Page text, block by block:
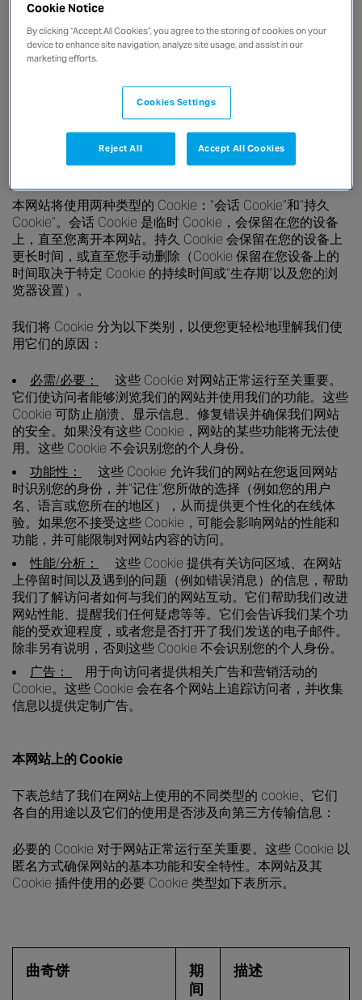
在线标识符）。有关您的个人数据处理方式以及您在此方面
的权利的更多详情，请参阅安达的隐私声明。
其他 Cookie 用于编制匿名汇总统计数据，以便我们了解用
我们无法通过这些信息识别您的个人身份，但这些 Cookie
本网站使用的 Cookie 类别：
本网站将使用两种类型的 Cookie：“会话 Cookie”和“持久
Cookie”。会话 Cookie 是临时 Cookie，会保留在您的设备
上，直至您离开本网站。持久 Cookie 会保留在您的设备上
更长时间，或直至您手动删除（Cookie 保留在您设备上的
时间取决于特定 Cookie 的持续时间或“生存期”以及您的浏
览器设置）。
我们将 Cookie 分为以下类别，以便您更轻松地理解我们使
用它们的原因：
必需/必要：
这些 Cookie 对网站正常运行至关重要。
它们使访问者能够浏览我们的网站并使用我们的功能。这些
Cookie 可防止崩溃、显示信息、修复错误并确保我们网站
的安全。如果没有这些 Cookie，网站的某些功能将无法使
用。这些 Cookie 不会识别您的个人身份。
功能性：
这些 Cookie 允许我们的网站在您返回网站
时识别您的身份，并“记住”您所做的选择（例如您的用户
名、语言或您所在的地区），从而提供更个性化的在线体
验。如果您不接受这些 Cookie，可能会影响网站的性能和
功能，并可能限制对网站内容的访问。
性能/分析：
这些 Cookie 提供有关访问区域、在网站
上停留时间以及遇到的问题（例如错误消息）的信息，帮助
我们了解访问者如何与我们的网站互动。它们帮助我们改进
网站性能、提醒我们任何疑虑等等。它们会告诉我们某个功
能的受欢迎程度，或者您是否打开了我们发送的电子邮件。
除非另有说明，否则这些 Cookie 不会识别您的个人身份。
广告：
用于向访问者提供相关广告和营销活动的
Cookie。这些 Cookie 会在各个网站上追踪访问者，并收集
信息以提供定制广告。
本网站上的 Cookie
下表总结了我们在网站上使用的不同类型的 cookie、它们
各自的用途以及它们的使用是否涉及向第三方传输信息：
必要的 Cookie 对于网站正常运行至关重要。这些 Cookie 以
匿名方式确保网站的基本功能和安全特性。本网站及其
Cookie 插件使用的必要 Cookie 类型如下表所示。
曲奇饼
期
间
描述
Cookie Notice
By clicking “Accept All Cookies”, you agree to the storing of cookies on your
device to enhance site navigation, analyze site usage, and assist in our
marketing efforts.
Cookies Settings
Reject All Accept All Cookies